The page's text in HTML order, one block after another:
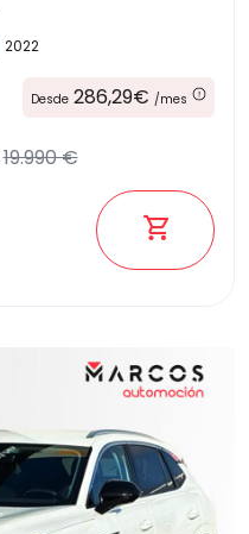
2022
Desde 286,29€ /mes
19.990 €